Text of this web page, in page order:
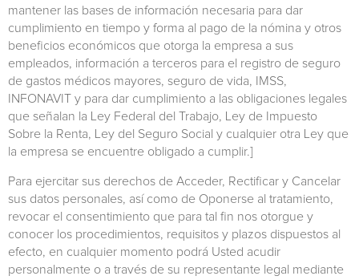
mantener las bases de información necesaria para dar
cumplimiento en tiempo y forma al pago de la nómina y otros
beneficios económicos que otorga la empresa a sus
empleados, información a terceros para el registro de seguro
de gastos médicos mayores, seguro de vida, IMSS,
INFONAVIT y para dar cumplimiento a las obligaciones legales
que señalan la Ley Federal del Trabajo, Ley de Impuesto
Sobre la Renta, Ley del Seguro Social y cualquier otra Ley que
la empresa se encuentre obligado a cumplir.]
Para ejercitar sus derechos de Acceder, Rectificar y Cancelar
sus datos personales, así como de Oponerse al tratamiento,
revocar el consentimiento que para tal fin nos otorgue y
conocer los procedimientos, requisitos y plazos dispuestos al
efecto, en cualquier momento podrá Usted acudir
personalmente o a través de su representante legal mediante